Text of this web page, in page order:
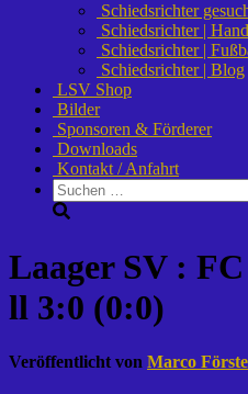
Schiedsrichter
Schiedsrichter |
Schiedsrichter |
Schiedsrichter | Blog
LSV Shop
Bilder
Sponsoren & Förderer
Downloads
Kontakt / Anfahrt
Suchen
nach:
Laager SV :
ll 3:0 (0:0)
Veröffentlicht von Marco